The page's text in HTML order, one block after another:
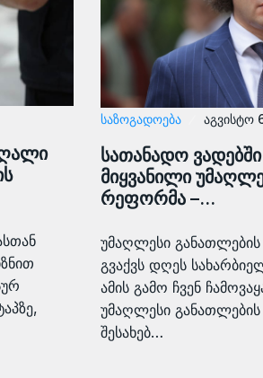
ᲡᲐᲖᲝᲒᲐᲓᲝᲔᲑᲐ აგვისტო
სათანადო
მიყვანილი
რეფორმა –…
უმაღლესი
გვაქვს დღეს
ამის გამო ჩვენ
უმაღლესი
შესახებ…